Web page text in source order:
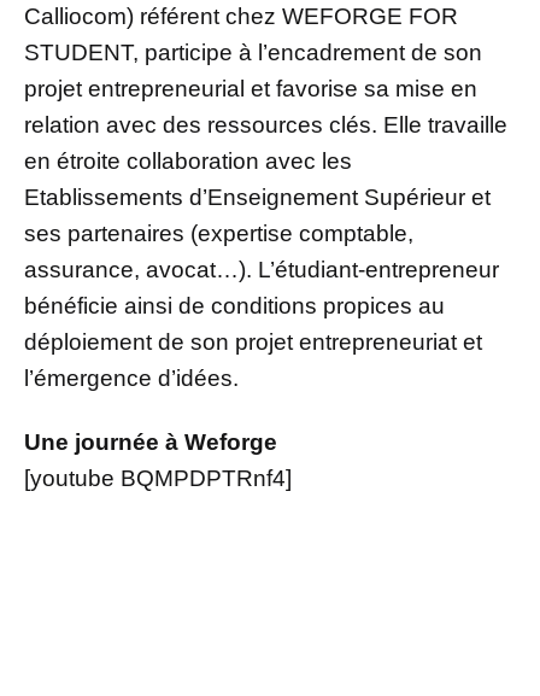
Calliocom) référent chez WEFORGE FOR
STUDENT, participe à l’encadrement de son
projet entrepreneurial et favorise sa mise en
relation avec des ressources clés. Elle travaille
en étroite collaboration avec les
Etablissements d’Enseignement Supérieur et
ses partenaires (expertise comptable,
assurance, avocat…). L’étudiant-entrepreneur
bénéficie ainsi de conditions propices au
déploiement de son projet entrepreneuriat et
l’émergence d’idées.
Une journée à Weforge
[youtube BQMPDPTRnf4]